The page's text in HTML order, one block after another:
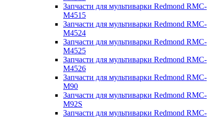
Запчасти для мультиварки Redmond RMC-
M4515
Запчасти для мультиварки Redmond RMC-
M4524
Запчасти для мультиварки Redmond RMC-
M4525
Запчасти для мультиварки Redmond RMC-
M4526
Запчасти для мультиварки Redmond RMC-
M90
Запчасти для мультиварки Redmond RMC-
M92S
Запчасти для мультиварки Redmond RMC-